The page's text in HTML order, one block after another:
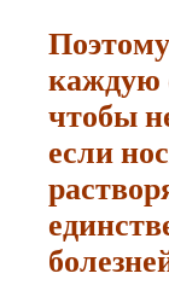
каждую
чтобы
если